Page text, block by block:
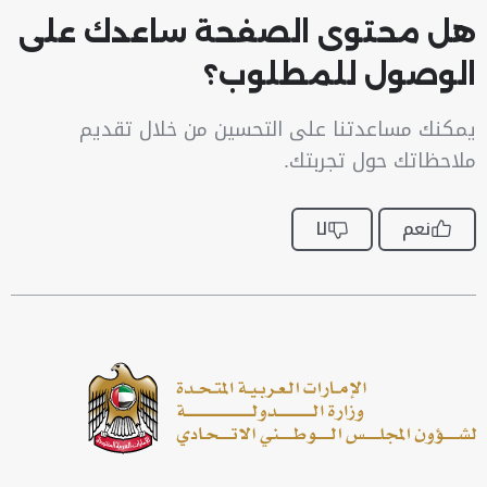
هل محتوى الصفحة ساعدك على
الوصول للمطلوب؟
يمكنك مساعدتنا على التحسين من خلال تقديم
ملاحظاتك حول تجربتك.
نعم لا